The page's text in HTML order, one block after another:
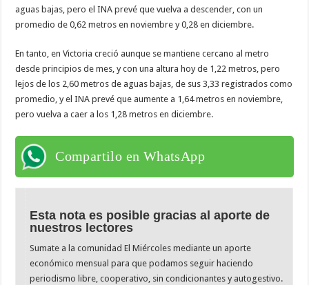
aguas bajas, pero el INA prevé que vuelva a descender, con un
promedio de 0,62 metros en noviembre y 0,28 en diciembre.
En tanto, en Victoria creció aunque se mantiene cercano al metro
desde principios de mes, y con una altura hoy de 1,22 metros, pero
lejos de los 2,60 metros de aguas bajas, de sus 3,33 registrados como
promedio, y el INA prevé que aumente a 1,64 metros en noviembre,
pero vuelva a caer a los 1,28 metros en diciembre.
Compartilo en WhatsApp
Esta nota es posible gracias al aporte de
nuestros lectores
Sumate a la comunidad El Miércoles mediante un aporte
económico mensual para que podamos seguir haciendo
periodismo libre, cooperativo, sin condicionantes y autogestivo.